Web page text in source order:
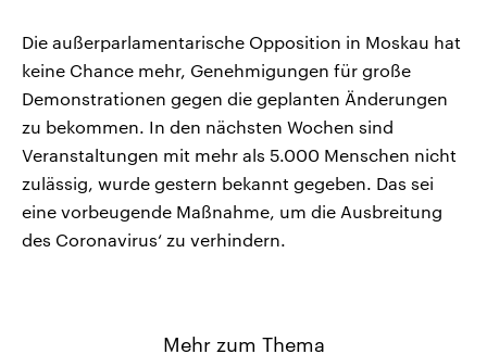
Die außerparlamentarische Opposition in Moskau hat
keine Chance mehr, Genehmigungen für große
Demonstrationen gegen die geplanten Änderungen
zu bekommen. In den nächsten Wochen sind
Veranstaltungen mit mehr als 5.000 Menschen nicht
zulässig, wurde gestern bekannt gegeben. Das sei
eine vorbeugende Maßnahme, um die Ausbreitung
des Coronavirus‘ zu verhindern.
Mehr zum Thema